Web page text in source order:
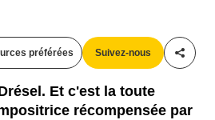
préférées Suivez-nous
Et c'est la toute
récompensée par